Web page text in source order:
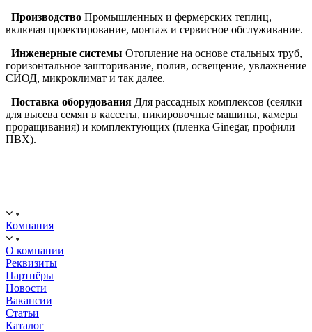
Производство Промышленных и фермерских теплиц,
включая проектирование, монтаж и сервисное обслуживание.
Инженерные системы Отопление на основе стальных труб,
горизонтальное зашторивание, полив, освещение, увлажнение
СИОД, микроклимат и так далее.
Поставка оборудования Для рассадных комплексов (сеялки
для высева семян в кассеты, пикировочные машины, камеры
проращивания) и комплектующих (пленка Ginegar, профили
ПВХ).
Компания
О компании
Реквизиты
Партнёры
Новости
Вакансии
Статьи
Каталог